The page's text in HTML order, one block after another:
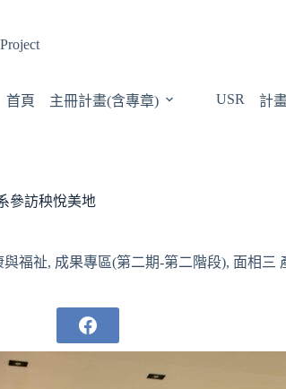
首頁 主冊計畫(含專章) USR 計
參訪秧悅美地
與福祉, 成果專區(第二期-第二階段), 面相三